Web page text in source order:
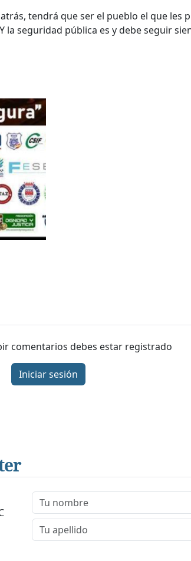
tendrá que ser el pueblo el que les
la seguridad pública es y debe seguir
comentarios debes estar registrado
Iniciar sesión